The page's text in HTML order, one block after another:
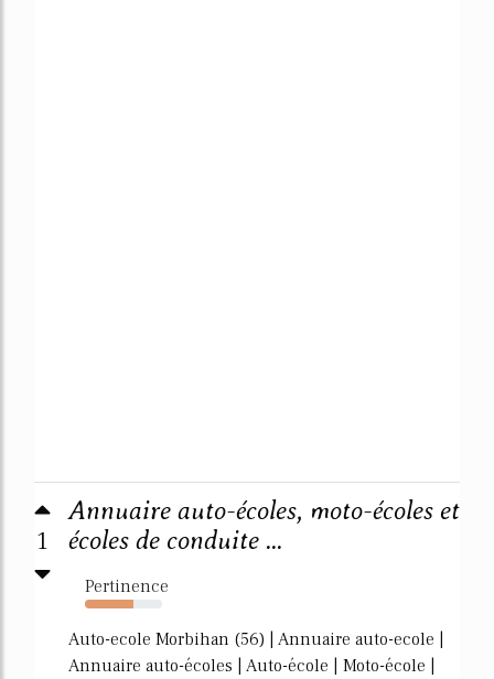
1
Annuaire auto-écoles, moto-écoles et
écoles de conduite ...
Pertinence
63%
Auto-ecole Morbihan (56) | Annuaire auto-ecole |
Annuaire auto-écoles | Auto-école | Moto-école |